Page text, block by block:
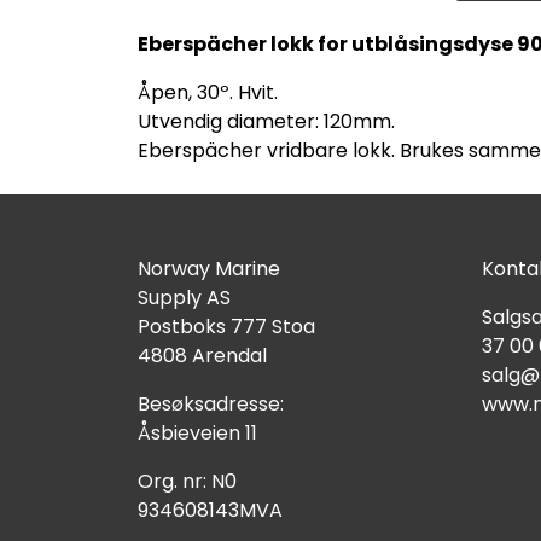
Eberspächer lokk for utblåsingsdyse
Åpen, 30º. Hvit.
Utvendig diameter: 120mm.
Eberspächer vridbare lokk. Brukes
Norway Marine
Supply AS
Postboks 777 Stoa
4808 Arendal
Besøksadresse:
Åsbieveien 11
Org. nr: N0
934608143MVA
37 00